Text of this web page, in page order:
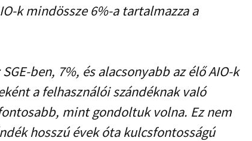
k mindössze 6%-a tartalmazza a
ben, 7%, és alacsonyabb az élő AIO-k
a felhasználói szándéknak való
mint gondoltuk volna. Ez nem
hosszú évek óta kulcsfontosságú